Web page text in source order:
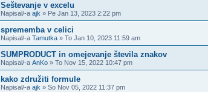
Seštevanje v excelu
Napisal/-a ajk » Pe Jan 13, 2023 2:22 pm
sprememba v celici
Napisal/-a Tamutka » To Jan 10, 2023 11:59 am
SUMPRODUCT in omejevanje števila znakov
Napisal/-a AnKo » To Nov 15, 2022 10:47 pm
kako združiti formule
Napisal/-a ajk » So Nov 05, 2022 11:37 pm